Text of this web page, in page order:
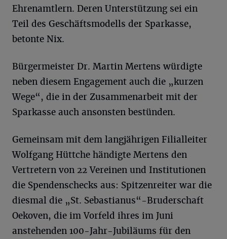
Ehrenamtlern. Deren Unterstützung sei ein
Teil des Geschäftsmodells der Sparkasse,
betonte Nix.
Bürgermeister Dr. Martin Mertens würdigte
neben diesem Engagement auch die „kurzen
Wege“, die in der Zusammenarbeit mit der
Sparkasse auch ansonsten bestünden.
Gemeinsam mit dem langjährigen Filialleiter
Wolfgang Hüttche händigte Mertens den
Vertretern von 22 Vereinen und Institutionen
die Spendenschecks aus: Spitzenreiter war die
diesmal die „St. Sebastianus“-Bruderschaft
Oekoven, die im Vorfeld ihres im Juni
anstehenden 100-Jahr-Jubiläums für den